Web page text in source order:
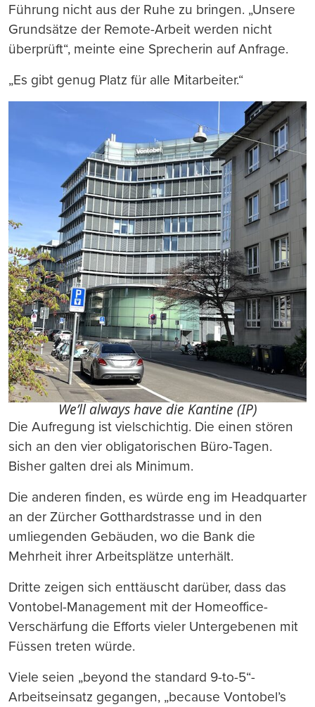
Führung nicht aus der Ruhe zu bringen. „Unsere
Grundsätze der Remote-Arbeit werden nicht
überprüft“, meinte eine Sprecherin auf Anfrage.
„Es gibt genug Platz für alle Mitarbeiter.“
We’ll always have die Kantine (IP)
Die Aufregung ist vielschichtig. Die einen stören
sich an den vier obligatorischen Büro-Tagen.
Bisher galten drei als Minimum.
Die anderen finden, es würde eng im Headquarter
an der Zürcher Gotthardstrasse und in den
umliegenden Gebäuden, wo die Bank die
Mehrheit ihrer Arbeitsplätze unterhält.
Dritte zeigen sich enttäuscht darüber, dass das
Vontobel-Management mit der Homeoffice-
Verschärfung die Efforts vieler Untergebenen mit
Füssen treten würde.
Viele seien „beyond the standard 9-to-5“-
Arbeitseinsatz gegangen, „because Vontobel’s